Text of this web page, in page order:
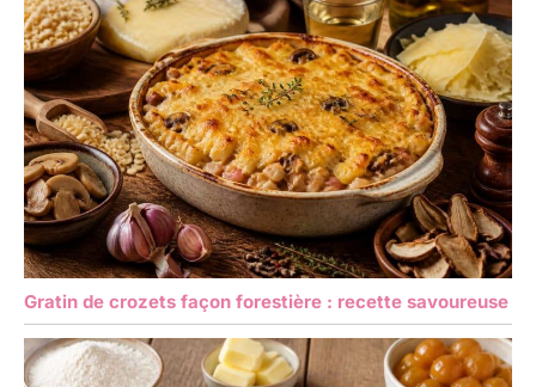
Gratin de crozets façon forestière : recette savoureuse